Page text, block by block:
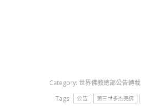
Category: 世界佛教總部公告轉載
Tags:
公告 第三世多杰羌佛